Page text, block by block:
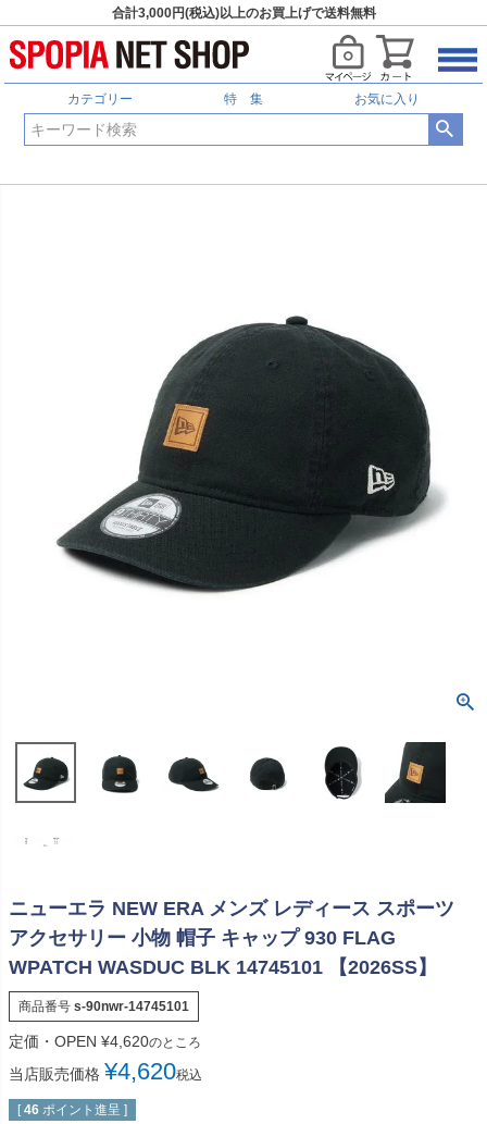
合計3,000円(税込)以上のお買上げで送料無料
カテゴリー 特 集 お気に入り
ニューエラ NEW ERA メンズ レディース スポーツ
アクセサリー 小物 帽子 キャップ 930 FLAG
WPATCH WASDUC BLK 14745101 【2026SS】
商品番号 s-90nwr-14745101
定価・OPEN ¥4,620のところ
当店販売価格 ¥4,620税込
[ 46 ポイント進呈 ]